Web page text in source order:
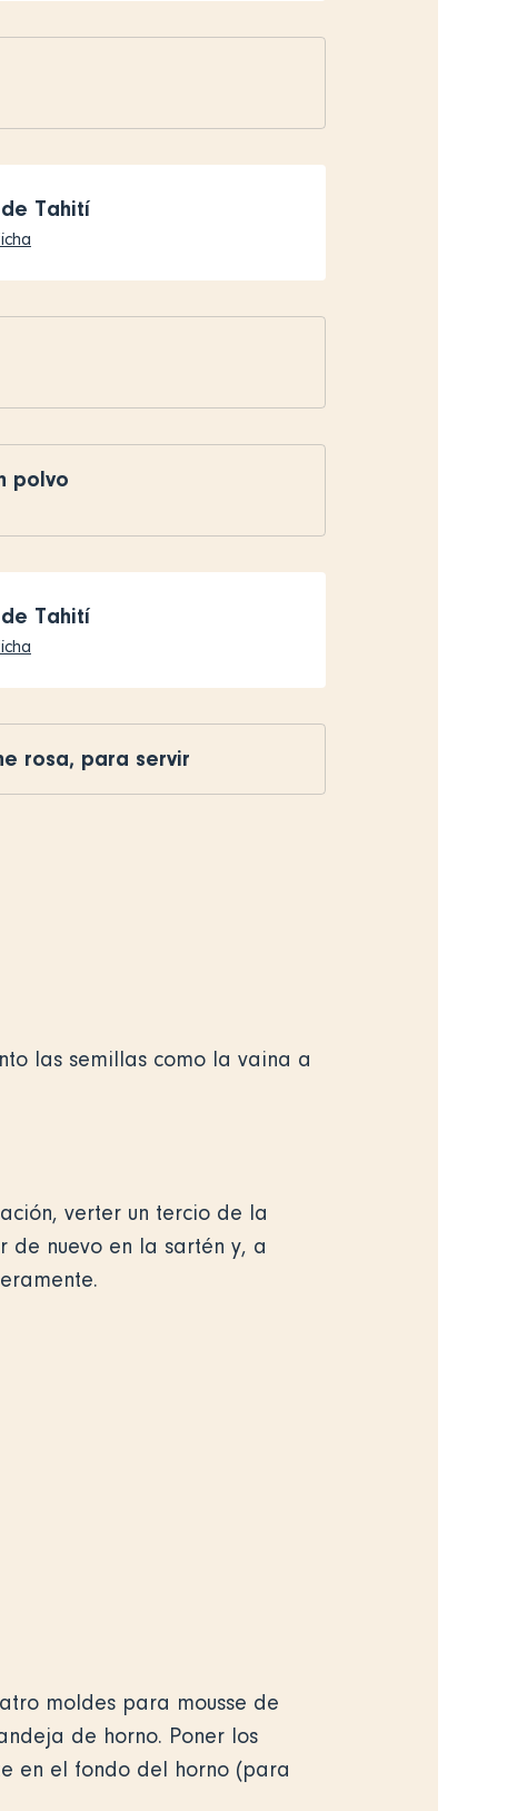
Tahití
polvo
Tahití
rosa, para servir
las semillas como la vaina a
verter un tercio de la
de nuevo en la sartén y, a
moldes para mousse de
de horno. Poner los
en el fondo del horno (para